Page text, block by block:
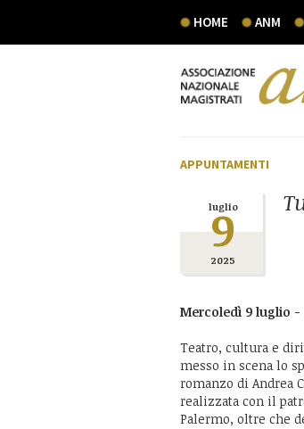
HOME ANM
APPUNTAMENTI
luglio
9
2025
Mercoledì 9 luglio -
Teatro, cultura e
messo in scena lo
romanzo di Andrea
realizzata con il
Palermo, oltre che